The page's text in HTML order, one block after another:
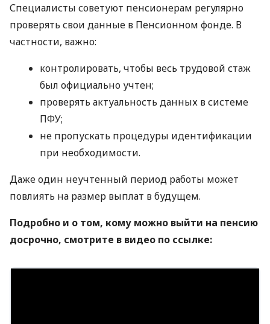
Специалисты советуют пенсионерам регулярно
проверять свои данные в Пенсионном фонде. В
частности, важно:
контролировать, чтобы весь трудовой стаж
был официально учтен;
проверять актуальность данных в системе
ПФУ;
не пропускать процедуры идентификации
при необходимости.
Даже один неучтенный период работы может
повлиять на размер выплат в будущем.
Подробно и о том, кому можно выйти на пенсию
досрочно, смотрите в видео по ссылке: